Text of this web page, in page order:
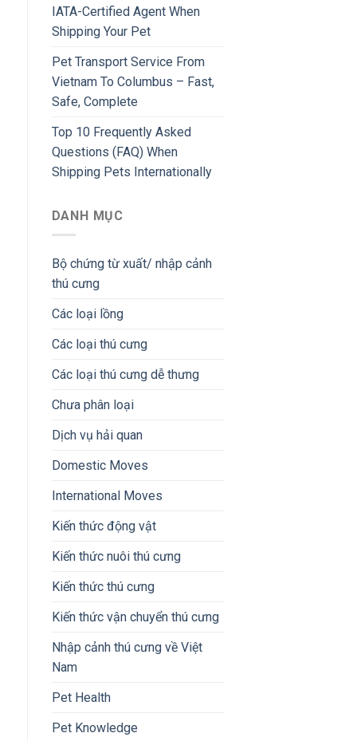
IATA-Certified Agent When
Shipping Your Pet
Pet Transport Service From
Vietnam To Columbus – Fast,
Safe, Complete
Top 10 Frequently Asked
Questions (FAQ) When
Shipping Pets Internationally
DANH MỤC
Bộ chứng từ xuất/ nhập cảnh
thú cưng
Các loại lồng
Các loại thú cưng
Các loại thú cưng dễ thưng
Chưa phân loại
Dịch vụ hải quan
Domestic Moves
International Moves
Kiến thức động vật
Kiến thức nuôi thú cưng
Kiến thức thú cưng
Kiến thức vận chuyển thú cưng
Nhập cảnh thú cưng về Việt
Nam
Pet Health
Pet Knowledge